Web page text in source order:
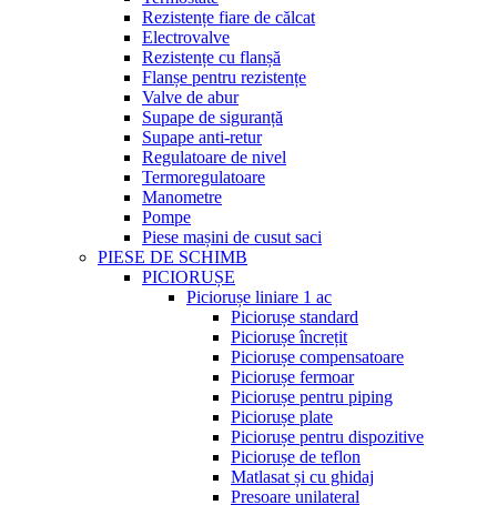
Rezistențe fiare de călcat
Electrovalve
Rezistențe cu flanșă
Flanșe pentru rezistențe
Valve de abur
Supape de siguranță
Supape anti-retur
Regulatoare de nivel
Termoregulatoare
Manometre
Pompe
Piese mașini de cusut saci
PIESE DE SCHIMB
PICIORUȘE
Piciorușe liniare 1 ac
Piciorușe standard
Piciorușe încrețit
Piciorușe compensatoare
Piciorușe fermoar
Piciorușe pentru piping
Piciorușe plate
Piciorușe pentru dispozitive
Piciorușe de teflon
Matlasat și cu ghidaj
Presoare unilateral